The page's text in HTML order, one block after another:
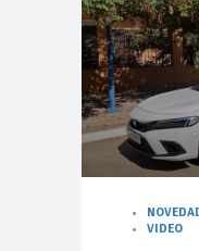
VIDEO